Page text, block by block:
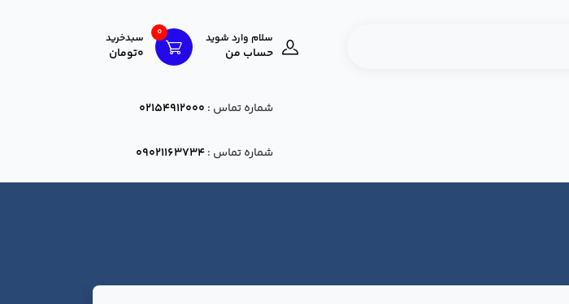
سلام وارد شوید
حساب من
0 سبدخرید
0تومان
شماره تماس : 02154912000
شماره تماس :09021163734